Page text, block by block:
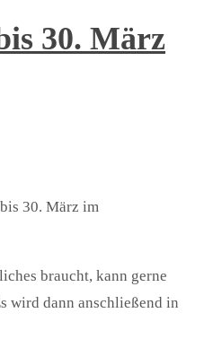
30. März
30. März im
braucht, kann gerne
wird dann anschließend in